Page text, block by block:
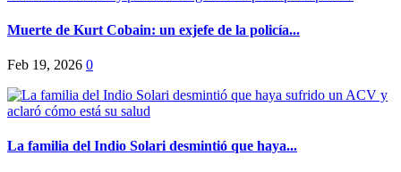
Muerte de Kurt Cobain: un exjefe de la policía...
Feb 19, 2026 0
La familia del Indio Solari desmintió que haya...